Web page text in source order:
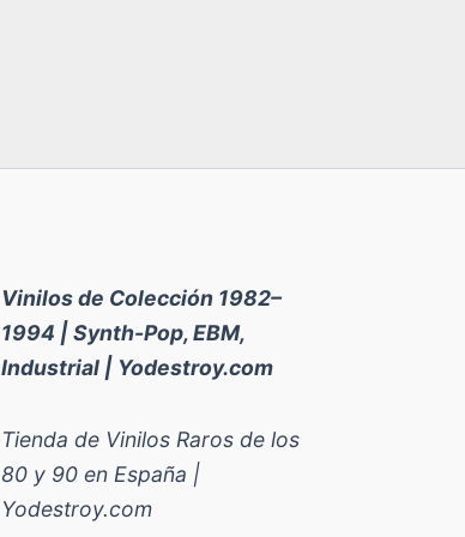
Vinilos de Colección 1982–
1994 | Synth-Pop, EBM,
Industrial | Yodestroy.com
Tienda de Vinilos Raros de los
80 y 90 en España |
Yodestroy.com